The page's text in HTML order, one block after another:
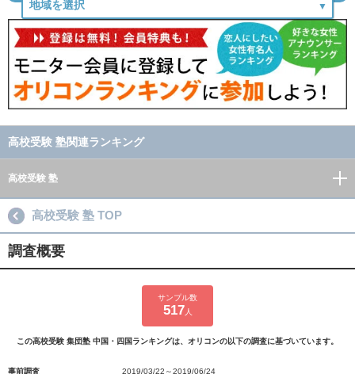
高校受験 塾関連ランキング
高校受験 塾
高校受験 塾 TOP
調査概要
サンプル数
517 人
この高校受験 集団塾 中国・四国ランキングは、オリコンの以下の調査に基づいています。
事前調査
2019/03/22～2019/06/24